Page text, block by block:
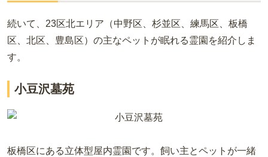
続いて、23区北エリア（中野区、杉並区、練馬区、板橋
区、北区、豊島区）の主なペットが眠れる霊園を紹介しま
す。
小豆沢墓苑
板橋区にある立体型屋内霊園です。飼い主とペットが一緒